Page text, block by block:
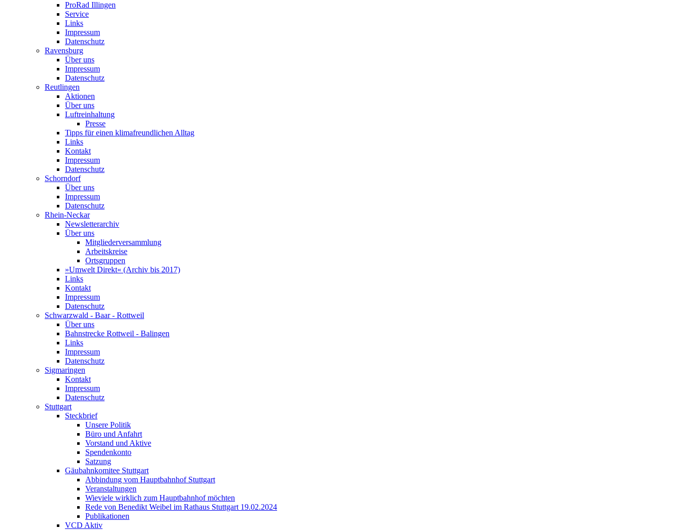
ProRad Illingen
Service
Links
Impressum
Datenschutz
Ravensburg
Über uns
Impressum
Datenschutz
Reutlingen
Aktionen
Über uns
Luftreinhaltung
Presse
Tipps für einen klimafreundlichen Alltag
Links
Kontakt
Impressum
Datenschutz
Schorndorf
Über uns
Impressum
Datenschutz
Rhein-Neckar
Newsletterarchiv
Über uns
Mitgliederversammlung
Arbeitskreise
Ortsgruppen
»Umwelt Direkt« (Archiv bis 2017)
Links
Kontakt
Impressum
Datenschutz
Schwarzwald - Baar - Rottweil
Über uns
Bahnstrecke Rottweil - Balingen
Links
Impressum
Datenschutz
Sigmaringen
Kontakt
Impressum
Datenschutz
Stuttgart
Steckbrief
Unsere Politik
Büro und Anfahrt
Vorstand und Aktive
Spendenkonto
Satzung
Gäubahnkomitee Stuttgart
Abbindung vom Hauptbahnhof Stuttgart
Veranstaltungen
Wieviele wirklich zum Hauptbahnhof möchten
Rede von Benedikt Weibel im Rathaus Stuttgart 19.02.2024
Publikationen
VCD Aktiv